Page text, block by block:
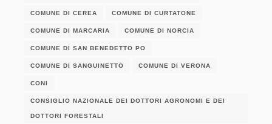
COMUNE DI CEREA COMUNE DI CURTATONE
COMUNE DI MARCARIA COMUNE DI NORCIA
COMUNE DI SAN BENEDETTO PO
COMUNE DI SANGUINETTO COMUNE DI VERONA
CONI
CONSIGLIO NAZIONALE DEI DOTTORI AGRONOMI E DEI
DOTTORI FORESTALI